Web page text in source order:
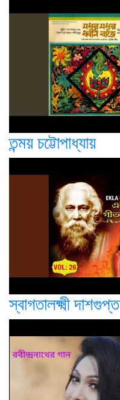
তন্ময় চট্টোপাধ্যায়
স্বাগতালক্ষ্মী দাশগুপ্ত